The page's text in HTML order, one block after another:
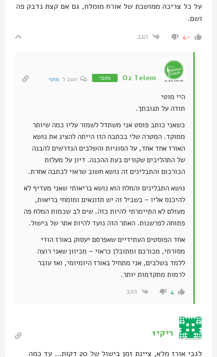
על כל צריכה ממושכת של אורח מומלח, גם אם קצת נדבק פה
ושם.
-4 הגב
Oz Telem מחבר השב ל מוטי
היי מוטי
תודה על תגובתך.
כשאני כותב פוסט אני משתדל לשמור עליו כמה שיותר
ממוקד. המטרה שלי בכתבה הזו הייתה להציג את נושא
האורז אחד אחד, על הסוגיות והשלבים הנדרשים להבנה
של התהליכים שקורים בעת ההכנה. דיון על מעלות
הכורכום והתבלינים זה נושא חשוב שראוי לכתבה אחרת.
נושא התבלינים והמלח הוא נושא בריאותי שאני מעדיף לא
להיכנס אליו – בשביל זה יש תזונאים ומומחי בריאות,
מעולם לא התיימרתי להיות כזה. שים לב שכמות המלח פה
פתוחה לפרשנות. האתר הזה נועד להיות אתר של בישול.
אחד הפוסטים העתידיים שאפרסם יעסוק באורז הודי
מסורתי, מכורכם ומתובלן כראוי – מכיוון שאני רוצה
ללמד בשלבים, אני מתחיל באורז היומיומי, ואז עובר
לרמות מתקדמות יותר.
4 הגב
ריקי1
לגבי אורז מלא, ציינת זמן בישול של 20 דקות… עד כמה